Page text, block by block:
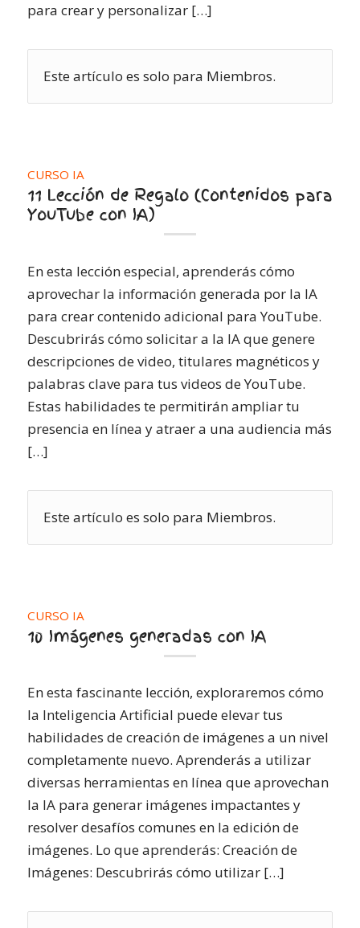
para crear y personalizar […]
Este artículo es solo para Miembros.
CURSO IA
11 Lección de Regalo (Contenidos para
YouTube con IA)
En esta lección especial, aprenderás cómo
aprovechar la información generada por la IA
para crear contenido adicional para YouTube.
Descubrirás cómo solicitar a la IA que genere
descripciones de video, titulares magnéticos y
palabras clave para tus videos de YouTube.
Estas habilidades te permitirán ampliar tu
presencia en línea y atraer a una audiencia más
[…]
Este artículo es solo para Miembros.
CURSO IA
10 Imágenes generadas con IA
En esta fascinante lección, exploraremos cómo
la Inteligencia Artificial puede elevar tus
habilidades de creación de imágenes a un nivel
completamente nuevo. Aprenderás a utilizar
diversas herramientas en línea que aprovechan
la IA para generar imágenes impactantes y
resolver desafíos comunes en la edición de
imágenes. Lo que aprenderás: Creación de
Imágenes: Descubrirás cómo utilizar […]